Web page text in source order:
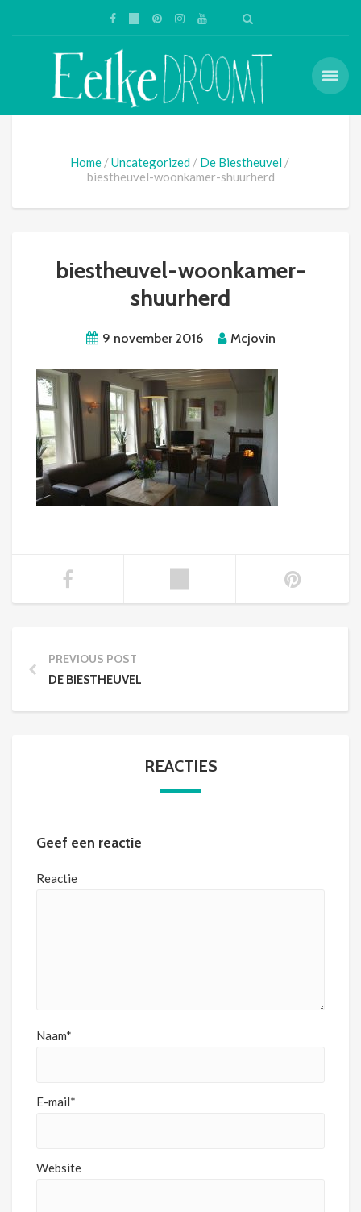
Home Uncategorized
De Biestheuvel
biestheuvel-woonkamer-shuurherd
biestheuvel-woonkamer-
shuurherd
9 november 2016 Mcjovin
PREVIOUS POST
DE BIESTHEUVEL
REACTIES
Geef een reactie
Reactie
Naam*
E-mail*
Website